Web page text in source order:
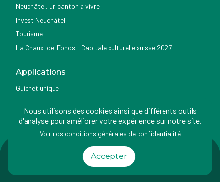
Neuchâtel, un canton à vivre
Invest Neuchâtel
Tourisme
La Chaux-de-Fonds - Capitale culturelle suisse 2027
Applications
Guichet unique
Nemo news
Conditions
d'utilisation
Protection des
données
Nous utilisons des cookies ainsi que différents outils
d'analyse pour améliorer votre expérience sur notre site.
Voir nos conditions générales de confidentialité
Accepter